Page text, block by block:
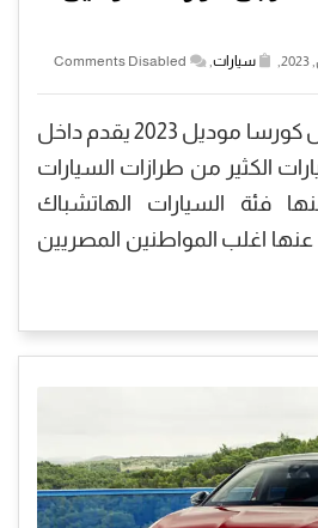
سيارات,
Comments Disabled
سعر ومواصفات اوبل كورسا موديل 2023 يقدم داخل
الكثير من طرازات السيارات
فئة السيارات الهاتشباك
عنها اغلب المواطنين المصريين